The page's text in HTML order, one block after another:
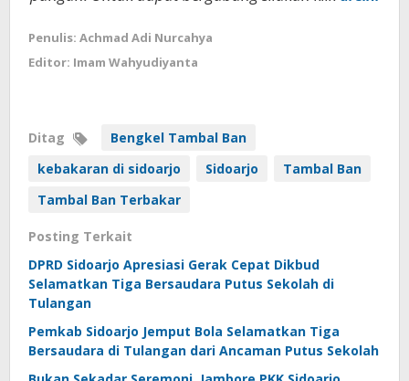
Penulis: Achmad Adi Nurcahya
Editor: Imam Wahyudiyanta
Ditag
Bengkel Tambal Ban
kebakaran di sidoarjo
Sidoarjo
Tambal Ban
Tambal Ban Terbakar
Posting Terkait
DPRD Sidoarjo Apresiasi Gerak Cepat Dikbud
Selamatkan Tiga Bersaudara Putus Sekolah di
Tulangan
Pemkab Sidoarjo Jemput Bola Selamatkan Tiga
Bersaudara di Tulangan dari Ancaman Putus Sekolah